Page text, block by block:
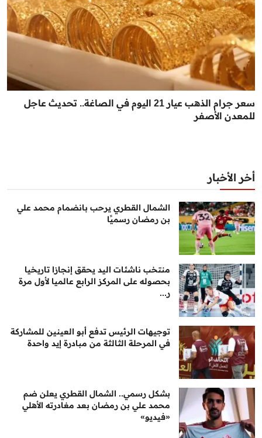
سعر جرام الذهب عيار 21 اليوم في الصاغة.. تحديث عاجل
للمعدن الأصفر
أخر الأخبار
الشمال القطري يرحب بانضمام محمد علي
بن رمضان رسميًا
منتخب ناشئات اليد يحقق إنجازا تاريخيا
بحصوله على المركز الرابع عالميا لأول مرة
ر...
توجيهات الرئيس تدفع أبو العينين للمشاركة
في المرحلة الثالثة من مبادرة إيد واحدة
بشكل رسمي.. الشمال القطري يعلن ضم
محمد علي بن رمضان بعد مغادرته الأهلي
«فيديو»